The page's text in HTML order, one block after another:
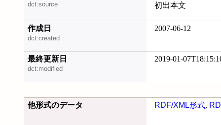
dct:source
初出本文
作成日
dct:created
2007-06-12
最終更新日
dct:modified
2019-01-
他形式のデータ RDF/XML形式,